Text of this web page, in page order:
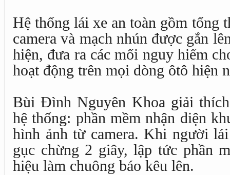
Hệ thống lái xe an toàn gồm tổng
camera và mạch nhún được gắn
hiện, đưa ra các mối nguy hiểm
hoạt động trên mọi dòng ôtô hiện
Bùi Đình Nguyên Khoa giải
hệ thống: phần mềm nhận diện
hình ảnh từ camera. Khi người
gục chừng 2 giây, lập tức phần
hiệu làm chuông báo kêu lên.